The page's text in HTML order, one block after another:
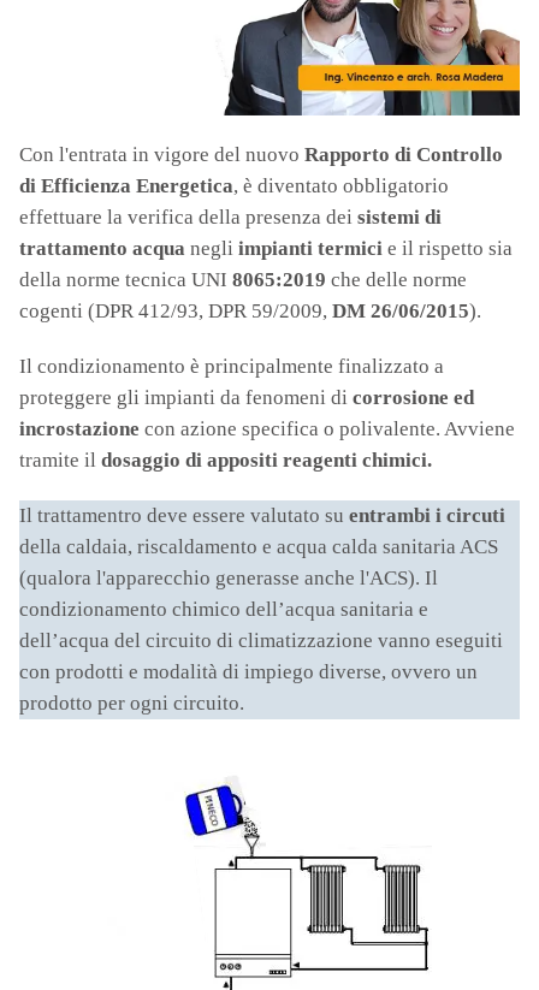
Con l'entrata in vigore del nuovo Rapporto di Controllo
di Efficienza Energetica, è diventato obbligatorio
effettuare la verifica della presenza dei sistemi di
trattamento acqua negli impianti termici e il rispetto sia
della norme tecnica UNI 8065:2019 che delle norme
cogenti (DPR 412/93, DPR 59/2009, DM 26/06/2015).
Il condizionamento è principalmente finalizzato a
proteggere gli impianti da fenomeni di corrosione ed
incrostazione con azione specifica o polivalente. Avviene
tramite il dosaggio di appositi reagenti chimici.
Il trattamentro deve essere valutato su entrambi i circuti
della caldaia, riscaldamento e acqua calda sanitaria ACS
(qualora l'apparecchio generasse anche l'ACS). Il
condizionamento chimico dell’acqua sanitaria e
dell’acqua del circuito di climatizzazione vanno eseguiti
con prodotti e modalità di impiego diverse, ovvero un
prodotto per ogni circuito.